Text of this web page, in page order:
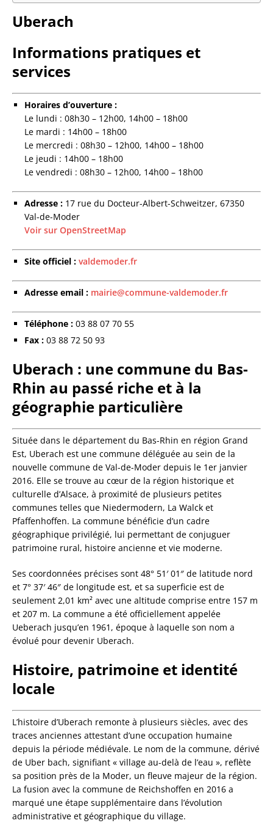
Uberach
Informations pratiques et
services
Horaires d’ouverture :
Le lundi : 08h30 – 12h00, 14h00 – 18h00
Le mardi : 14h00 – 18h00
Le mercredi : 08h30 – 12h00, 14h00 – 18h00
Le jeudi : 14h00 – 18h00
Le vendredi : 08h30 – 12h00, 14h00 – 18h00
Adresse : 17 rue du Docteur-Albert-Schweitzer, 67350
Val-de-Moder
Voir sur OpenStreetMap
Site officiel : valdemoder.fr
Adresse email : mairie@commune-valdemoder.fr
Téléphone : 03 88 07 70 55
Fax : 03 88 72 50 93
Uberach : une commune du Bas-
Rhin au passé riche et à la
géographie particulière
Située dans le département du Bas-Rhin en région Grand
Est, Uberach est une commune déléguée au sein de la
nouvelle commune de Val-de-Moder depuis le 1er janvier
2016. Elle se trouve au cœur de la région historique et
culturelle d’Alsace, à proximité de plusieurs petites
communes telles que Niedermodern, La Walck et
Pfaffenhoffen. La commune bénéficie d’un cadre
géographique privilégié, lui permettant de conjuguer
patrimoine rural, histoire ancienne et vie moderne.
Ses coordonnées précises sont 48° 51′ 01″ de latitude nord
et 7° 37′ 46″ de longitude est, et sa superficie est de
seulement 2,01 km² avec une altitude comprise entre 157 m
et 207 m. La commune a été officiellement appelée
Ueberach jusqu’en 1961, époque à laquelle son nom a
évolué pour devenir Uberach.
Histoire, patrimoine et identité
locale
L’histoire d’Uberach remonte à plusieurs siècles, avec des
traces anciennes attestant d’une occupation humaine
depuis la période médiévale. Le nom de la commune, dérivé
de Uber bach, signifiant « village au-delà de l’eau », reflète
sa position près de la Moder, un fleuve majeur de la région.
La fusion avec la commune de Reichshoffen en 2016 a
marqué une étape supplémentaire dans l’évolution
administrative et géographique du village.